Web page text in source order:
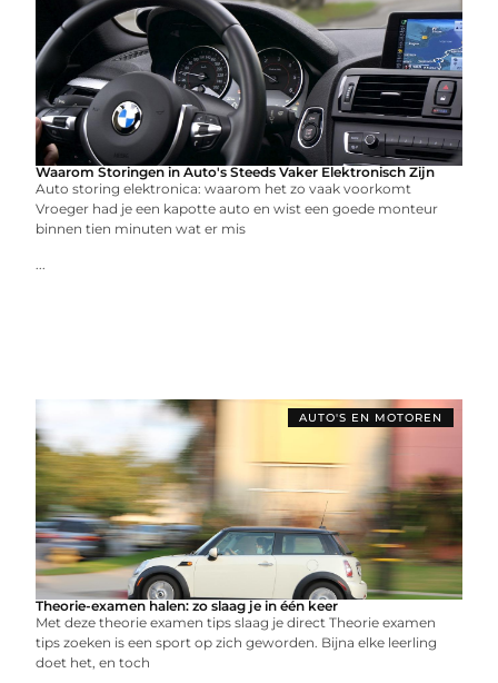
Waarom Storingen in Auto's Steeds Vaker Elektronisch Zijn
Auto storing elektronica: waarom het zo vaak voorkomt
Vroeger had je een kapotte auto en wist een goede monteur
binnen tien minuten wat er mis
...
AUTO'S EN MOTOREN
Theorie-examen halen: zo slaag je in één keer
Met deze theorie examen tips slaag je direct Theorie examen
tips zoeken is een sport op zich geworden. Bijna elke leerling
doet het, en toch